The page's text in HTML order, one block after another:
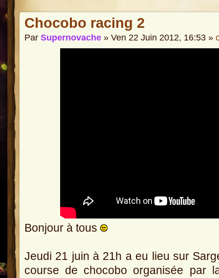
Chocobo racing 2
Par Supernovache » Ven 22 Juin 2012, 16:53 »
Bonjour à tous
Jeudi 21 juin à 21h a eu lieu sur
course de chocobo organisée par